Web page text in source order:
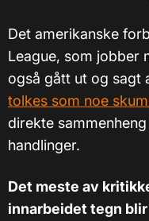
Det amerikanske
League, som jobber
også gått ut og sagt
tolkes som noe
direkte
handlinger.
Det meste av
innarbeidet tegn